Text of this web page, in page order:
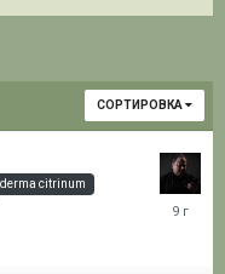
СОРТИРОВКА
citrinum